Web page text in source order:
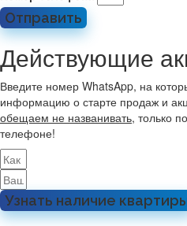
Отправить
Действующие
Введите номер WhatsApp, на
информацию о старте продаж и
обещаем не названивать, только
телефоне!
Узнать наличие